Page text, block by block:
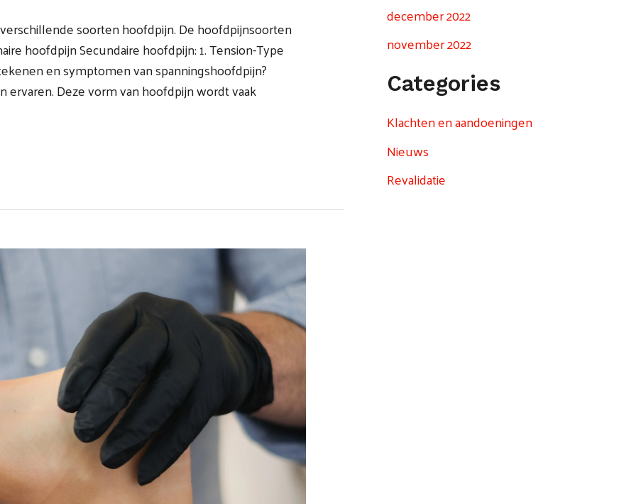
soorten hoofdpijn. De hoofdpijnsoorten
hoofdpijn Secundaire hoofdpijn: 1. Tension-Type
en symptomen van spanningshoofdpijn?
Deze vorm van hoofdpijn wordt vaak
december 2022
november 2022
Categories
Klachten en aandoeningen
Nieuws
Revalidatie